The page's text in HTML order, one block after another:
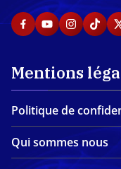
Mentions
Politique de
Qui sommes nous